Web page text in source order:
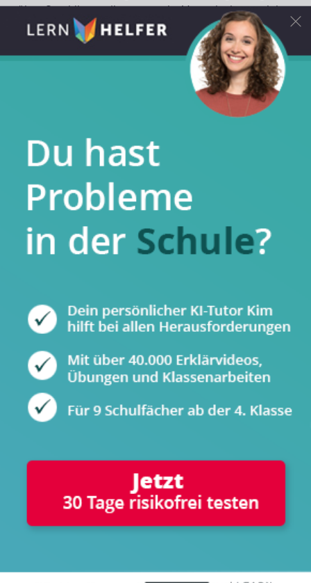
über Stecklinge, die zu ca. ein Meter hohen, reich
verästelten Sträuchern gezogen werden und vom
vierten bis zum zwölften Jahr Erträge liefern.
Ernte und Verarbeitung
ZurErnte
werden normalerweise die Blattknospe
und die beiden nächsten Blätter von Hand
wird, kann man nur in bestimmten Intervallen
pflücken, die je nach Klima und Düngung
unterschiedlich ausfallen und meistens zwischen
zehn und vierzehn Tagen liegen. Die Teeblätter sind
und zu grünem Tee.
Welken, Rollen, Fermentieren, Trocknen und
Sieben/Sortieren. Zuerst werden die Teeblätter auf
Trockengestellen acht bis zwölf Stunden zum
Welken ausgebreitet. Dabei verlieren sie bis zu 40%
Zellwände der Blattzellen mithilfe von rotierenden
Zylindern aufgebrochen. Die Zellflüssigkeit kommt
dadurch mit Luftsauerstoff in Berührung, wodurch
die Fermentation in Gang kommt. Die
Gären und Oxidieren der Teeblätter in einer